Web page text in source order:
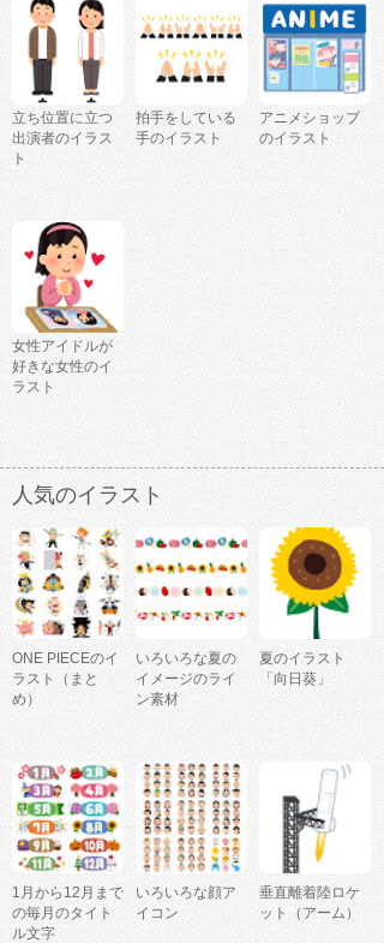
立ち位置に立つ
出演者のイラス
ト
拍手をしている
手のイラスト
アニメショップ
のイラスト
女性アイドルが
好きな女性のイ
ラスト
人気のイラスト
ONE PIECEのイ
ラスト（まと
め）
いろいろな夏の
イメージのライ
ン素材
夏のイラスト
「向日葵」
1月から12月まで
の毎月のタイト
ル文字
いろいろな顔ア
イコン
垂直離着陸ロケ
ット（アーム）